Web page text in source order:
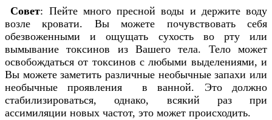
Совет: Пейте много пресной воды и держите воду
возле кровати. Вы можете почувствовать себя
обезвоженными и ощущать сухость во рту или
вымывание токсинов из Вашего тела. Тело может
освобождаться от токсинов с любыми выделениями, и
Вы можете заметить различные необычные запахи или
необычные проявления в ванной. Это должно
стабилизироваться, однако, всякий раз при
ассимиляции новых частот, это может происходить.